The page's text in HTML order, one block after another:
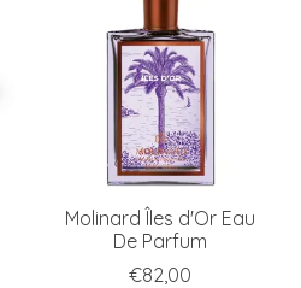
Molinard Îles d'Or Eau
De Parfum
€82,00